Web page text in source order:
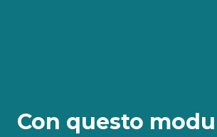
Con questo